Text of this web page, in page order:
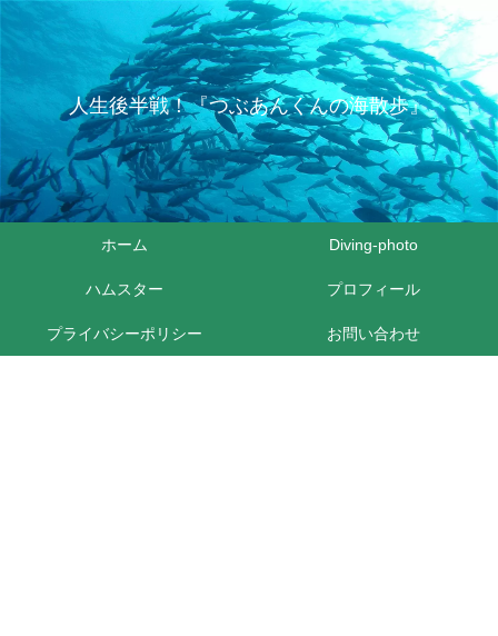
人生後半戦！『つぶあんくんの海散歩』
ホーム Diving-photo
ハムスター プロフィール
プライバシーポリシー お問い合わせ